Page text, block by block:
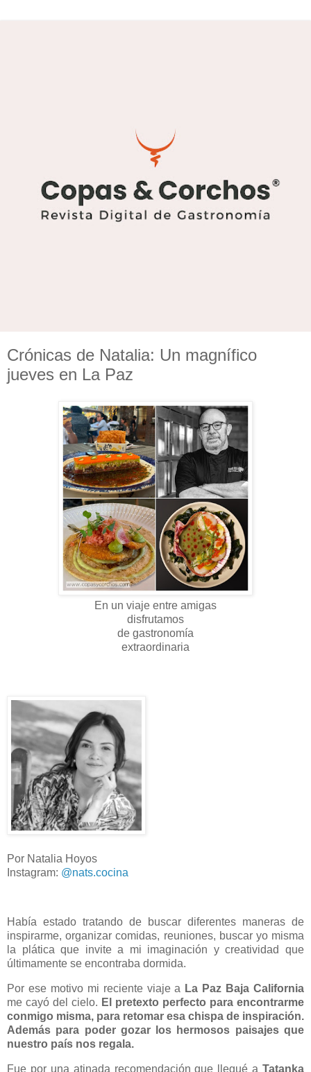
Crónicas de Natalia: Un magnífico
jueves en La Paz
En un viaje entre amigas
disfrutamos
de gastronomía
extraordinaria
Por Natalia Hoyos
Instagram: @nats.cocina
Había estado tratando de buscar diferentes maneras de
inspirarme, organizar comidas, reuniones, buscar yo misma
la plática que invite a mi imaginación y creatividad que
últimamente se encontraba dormida.
Por ese motivo mi reciente viaje a La Paz Baja California
me cayó del cielo. El pretexto perfecto para encontrarme
conmigo misma, para retomar esa chispa de inspiración.
Además para poder gozar los hermosos paisajes que
nuestro país nos regala.
Fue por una atinada recomendación que llegué a Tatanka